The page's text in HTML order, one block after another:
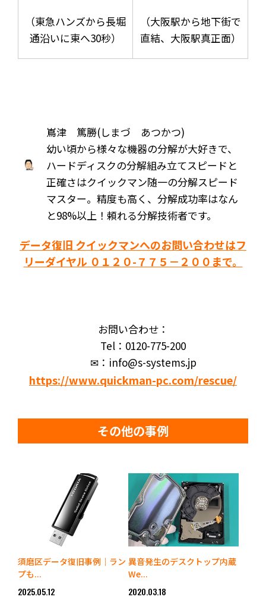
（東急ハンズから長堀
通沿いに東へ30秒）
（大阪駅から地下街で
直結、大阪駅真正面）
嶌津 篤勝(しまづ あつかつ)
幼い頃から様々な機器の分解が大好きで、
ハードディスクの分解組み立てスピードと
正確さはクイックマン随一の分解スピード
マスター。精度も高く、分解成功率はなん
と98%以上！頼れる分解技術者です。
データ復旧 クイックマンへのお問い合わせはフ
リーダイヤル ０１２０-７７５－２００まで。
お問い合わせ：
Tel：0120-775-200
✉：info@s-systems.jp
https://www.quickman-pc.com/rescue/
その他の事例
須磨区データ復旧事例｜ラン
プも...
2025.05.12
異音発生のデスクトップ内蔵
We...
2020.03.18